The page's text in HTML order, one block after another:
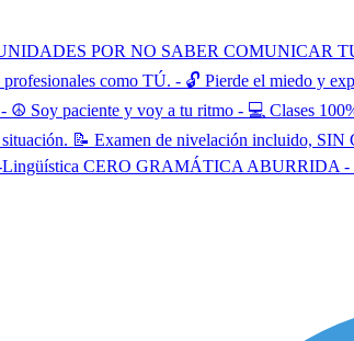
POR NO SABER COMUNICAR TU
como TÚ. - 🔓 Pierde el miedo y
- ☮️ Soy paciente y voy a tu ritmo - 💻 Clases
📝 Examen de nivelación incluido,
CERO GRAMÁTICA ABURRIDA -